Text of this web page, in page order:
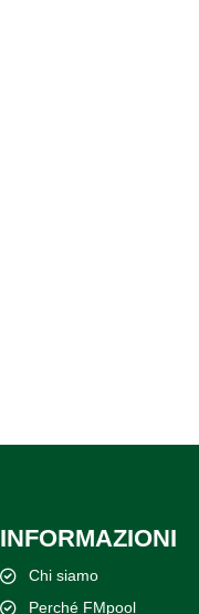
INFORMAZIONI
Chi siamo
Perché FMpool